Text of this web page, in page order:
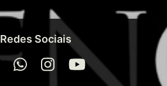
Redes Sociais